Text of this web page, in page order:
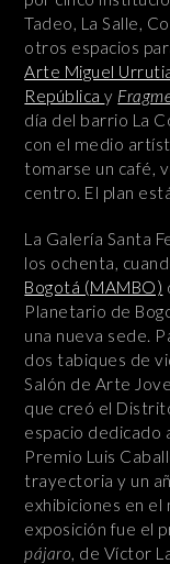
Tadeo, La Salle,
otros espacios
Arte Miguel
Repúblicay
día del barrio La
con el medio
tomarse un café,
centro. El plan
La Galería Santa
los ochenta,
Bogotá (MAMBO)
Planetario de
una nueva sede.
dos tabiques de
Salón de Arte
que creó el
espacio dedicado
Premio Luis
trayectoria y un
exhibiciones en el
exposición fue el
pájaro, de Víctor